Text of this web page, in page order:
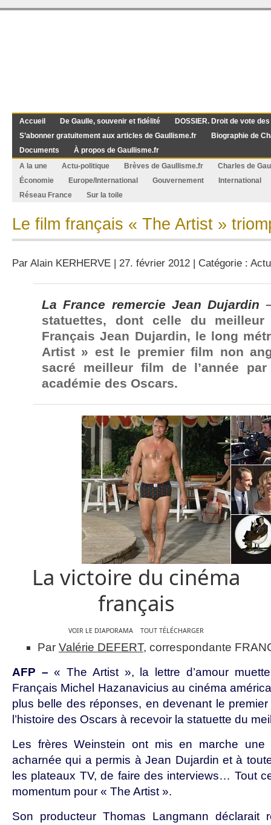
Accueil De Gaulle, souvenir et fidélité
DOSSIER. Droit de vote
S’abonner gratuitement aux articles de Gaullisme.fr
Biographie de
Documents
À propos de Gaullisme.fr
A la une
Actu-politique Brèves de Gaullisme.fr
Charles de
Économie
Europe/International Gouvernement
International
Réseau France
Sur la toile
Le film français « The Artist »
Par Alain KERHERVE | 27. février 2012 | Catégorie :
La France remercie Jean Dujardin
statuettes, dont celle du
Français Jean Dujardin, le long
Artist » est le premier film non
sacré meilleur film de l’année
académie des Oscars.
La victoire du cinéma
français
VOIR LE DIAPORAMA TOUT TÉLÉCHARGER
Par Valérie DEFERT, correspondante
AFP – « The Artist », la lettre d’amour
Français Michel Hazanavicius au cinéma
plus belle des réponses, en devenant le
l’histoire des Oscars à recevoir la statuette du
Les frères Weinstein ont mis en marche une
acharnée qui a permis à Jean Dujardin et à
les plateaux TV, de faire des interviews… Tout
momentum pour « The Artist ».
Son producteur Thomas Langmann déclarait